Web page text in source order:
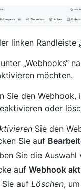
linken Randleiste
„Webhooks“
möchten.
Sie den Webhook,
oder
Sie den
Sie auf
Sie die Auswahl
auf Webhook
auf Löschen,